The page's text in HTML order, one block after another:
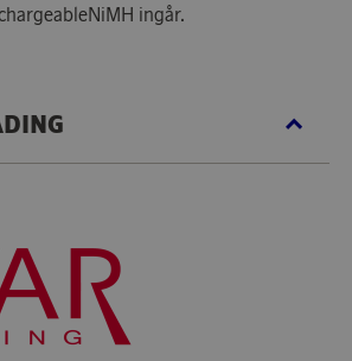
ingår.